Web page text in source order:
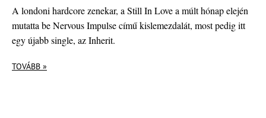
A londoni hardcore zenekar, a Still In Love a múlt hónap elején
mutatta be Nervous Impulse című kislemezdalát, most pedig itt
egy újabb single, az Inherit.
TOVÁBB »